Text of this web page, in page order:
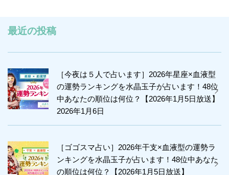
最近の投稿
［今夜は５人で占います］2026年星座×血液型
の運勢ランキングを水晶玉子が占います！48位
中あなたの順位は何位？【2026年1月5日放送】
2026年1月6日
［ゴゴスマ占い］2026年干支×血液型の運勢ラ
ンキングを水晶玉子が占います！48位中あなた
の順位は何位？【2026年1月5日放送】